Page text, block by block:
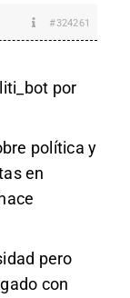
#324261
por
política y
en
pero
con